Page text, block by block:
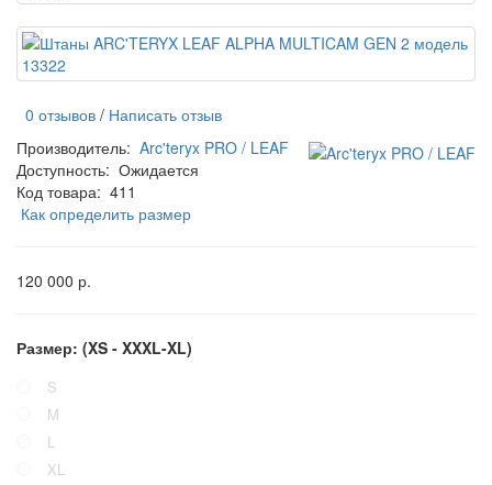
0 отзывов / Написать отзыв
Производитель: Arc'teryx PRO / LEAF
Доступность: Ожидается
Код товара: 411
Как определить размер
120 000 р.
Размер: (XS - XXXL-XL)
S
M
L
XL